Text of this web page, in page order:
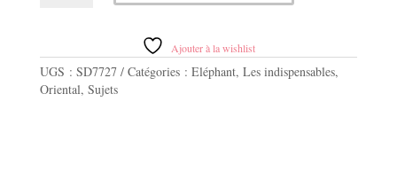
Ajouter à la wishlist
UGS : SD7727 Catégories : Eléphant, Les indispensables,
Oriental, Sujets